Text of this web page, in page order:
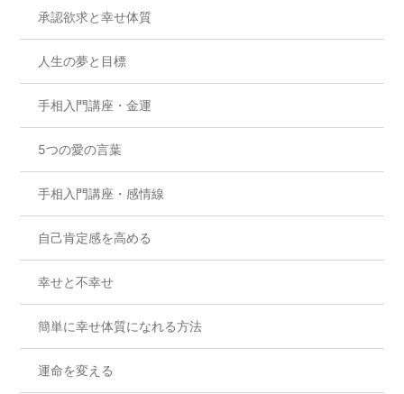
承認欲求と幸せ体質
人生の夢と目標
手相入門講座・金運
5つの愛の言葉
手相入門講座・感情線
自己肯定感を高める
幸せと不幸せ
簡単に幸せ体質になれる方法
運命を変える